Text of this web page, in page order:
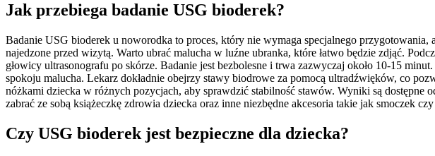
Jak przebiega badanie USG bioderek?
Badanie USG bioderek u noworodka to proces, który nie wymaga specjalnego
najedzone przed wizytą. Warto ubrać malucha w luźne ubranka, które łatwo będzie zdjąć.
głowicy ultrasonografu po skórze. Badanie jest bezbolesne i trwa zazwyczaj około 10-15
spokoju malucha. Lekarz dokładnie obejrzy stawy biodrowe za pomocą ultradźwięków, co
nóżkami dziecka w różnych pozycjach, aby sprawdzić stabilność stawów. Wyniki są
zabrać ze sobą książeczkę zdrowia dziecka oraz inne niezbędne akcesoria takie jak smoczek
Czy USG bioderek jest bezpieczne dla dziecka?